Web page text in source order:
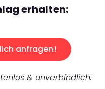
erhalten:
anfragen!
& unverbindlich.